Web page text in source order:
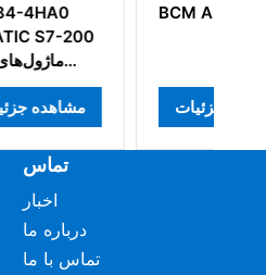
BCM APACS+
مشاهده جزئیات
تماس
اخبار
درباره ما
تماس با ما